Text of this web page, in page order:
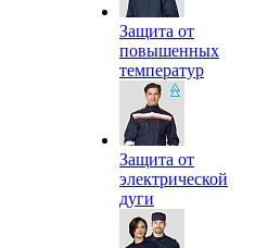
Защита от
повышенных
температур
Защита от
электрической
дуги